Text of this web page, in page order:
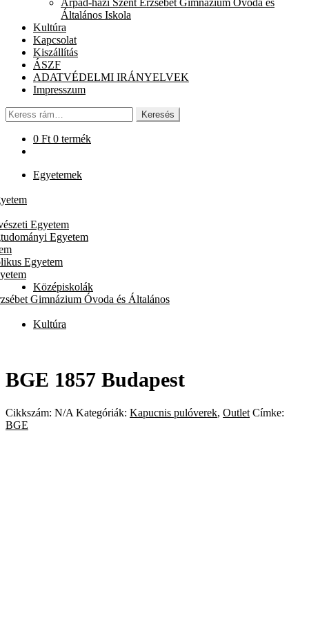
Árpád-házi Szent Erzsébet Gimnázium Óvoda és
Általános Iskola
Kultúra
Kapcsolat
Kiszállítás
ÁSZF
ADATVÉDELMI IRÁNYELVEK
Impresszum
Keresés
a
következőre:
Keresés
0 Ft 0 termék
Egyetemek
Egyetem
Egyetem
Egyetem
Középiskolák
Gimnázium Óvoda és Általános
Kultúra
BGE 1857 Budapest
Cikkszám: N/A Kategóriák: Kapucnis pulóverek, Outlet Címke:
BGE